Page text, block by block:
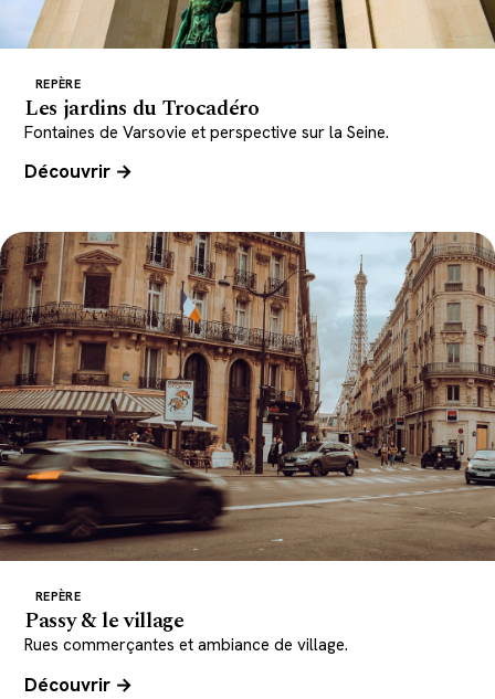
REPÈRE
Les jardins du Trocadéro
Fontaines de Varsovie et perspective sur la Seine.
Découvrir →
REPÈRE
Passy & le village
Rues commerçantes et ambiance de village.
Découvrir →